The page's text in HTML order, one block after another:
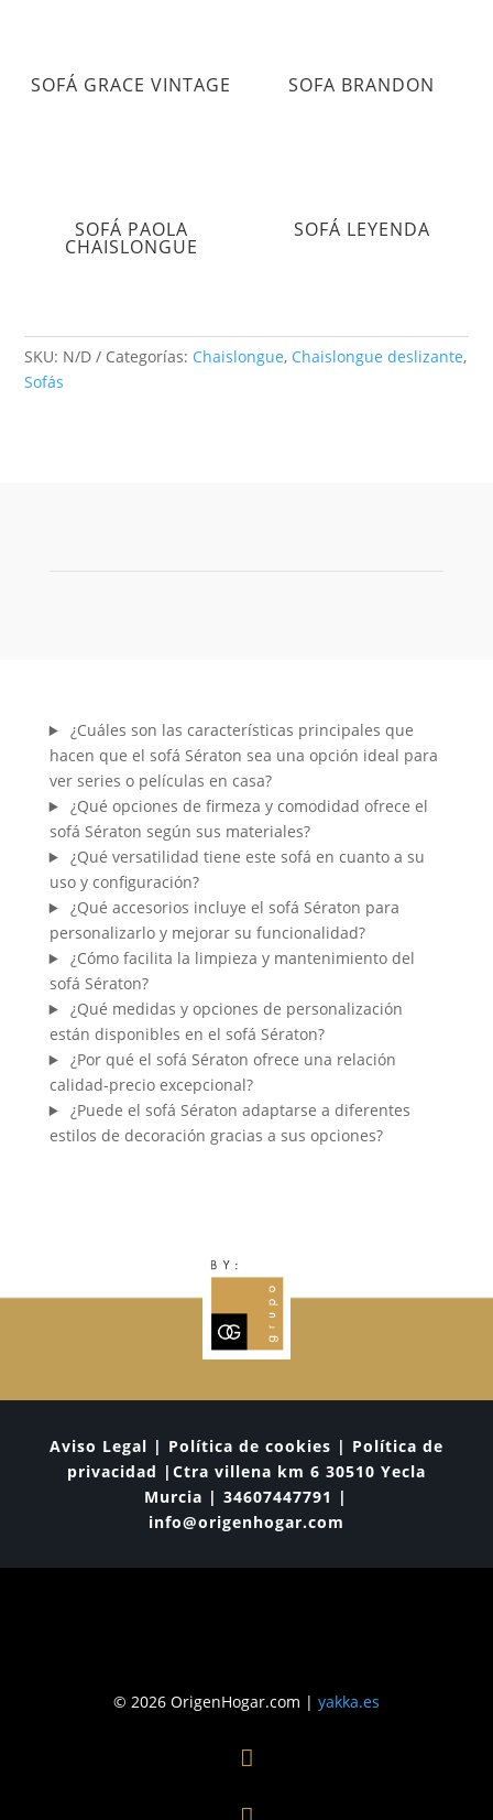
SOFÁ GRACE VINTAGE SOFA BRANDON
SOFÁ PAOLA
CHAISLONGUE
SOFÁ LEYENDA
SKU: N/D Categorías: Chaislongue, Chaislongue deslizante,
Sofás
¿Cuáles son las características principales que
hacen que el sofá Sératon sea una opción ideal para
ver series o películas en casa?
¿Qué opciones de firmeza y comodidad ofrece el
sofá Sératon según sus materiales?
¿Qué versatilidad tiene este sofá en cuanto a su
uso y configuración?
¿Qué accesorios incluye el sofá Sératon para
personalizarlo y mejorar su funcionalidad?
¿Cómo facilita la limpieza y mantenimiento del
sofá Sératon?
¿Qué medidas y opciones de personalización
están disponibles en el sofá Sératon?
¿Por qué el sofá Sératon ofrece una relación
calidad-precio excepcional?
¿Puede el sofá Sératon adaptarse a diferentes
estilos de decoración gracias a sus opciones?
Aviso Legal | Política de cookies | Política de
privacidad |Ctra villena km 6 30510 Yecla
Murcia | 34607447791 |
info@origenhogar.com
© 2026 OrigenHogar.com | yakka.es
